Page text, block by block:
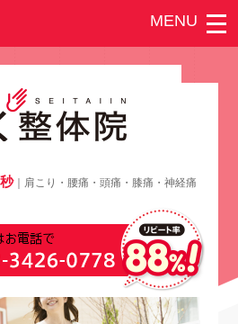
｜肩こり・腰痛・頭痛・膝痛・神経痛